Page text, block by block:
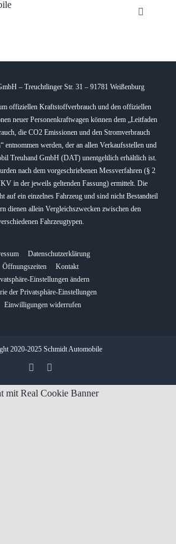
Toggle
Unternehmen
Fahrzeuge
Neuheiten
Service
– Treuchtlinger Str. 31 – 91781 Weißenburg
offiziellen Kraftstoffverbrauch und den offiziellen
neuer Personenkraftwagen können dem „Leitfaden
die CO2 Emissionen und den Stromverbrauch
entnommen werden, der an allen Verkaufsstellen und
Treuhand GmbH (DAT) unentgeltlich erhältlich ist.
nach dem vorgeschriebenen Messverfahren (§ 2
in der jeweils geltenden Fassung) ermittelt. Die
auf ein einzelnes Fahrzeug und sind nicht Bestandteil
dienen allein Vergleichszwecken zwischen den
Fahrzeugtypen.
Datenschutzerklärung
Öffnungszeiten
Kontakt
Einstellungen ändern
der Privatsphäre-Einstellungen
Einwilligungen widerrufen
2020-2025 Schmidt Automobile
mit Real Cookie Banner